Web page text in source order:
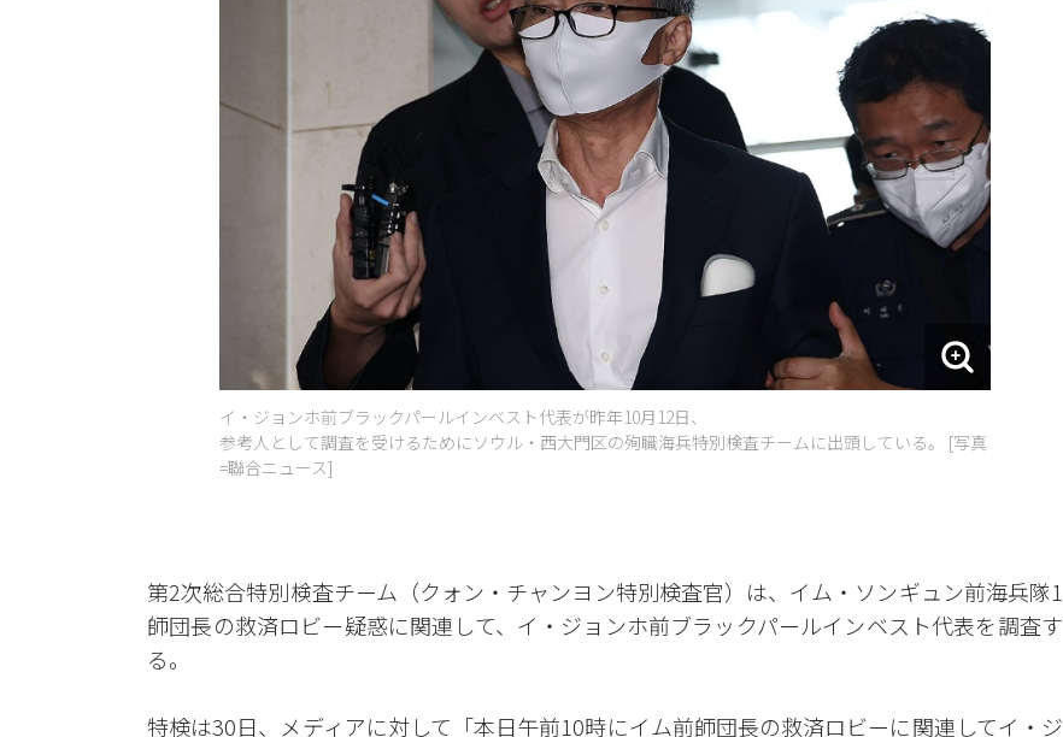
イ・ジョンホ前ブラックパールインベスト代表が昨年10月12日、
参考人として調査を受けるためにソウル・西大門区の殉職海兵特別検査チームに出頭している。 [写真
=聯合ニュース]
第2次総合特別検査チーム（クォン・チャンヨン特別検査官）は、イム・ソンギュン前海兵隊1
師団長の救済ロビー疑惑に関連して、イ・ジョンホ前ブラックパールインベスト代表を調査す
る。
特検は30日、メディアに対して「本日午前10時にイム前師団長の救済ロビーに関連してイ・ジ